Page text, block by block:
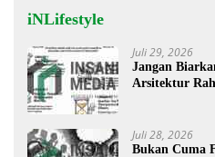
iNLifestyle
Juli 29, 2026
Jangan
Arsitektur
Juli 28, 2026
Bukan Cuma